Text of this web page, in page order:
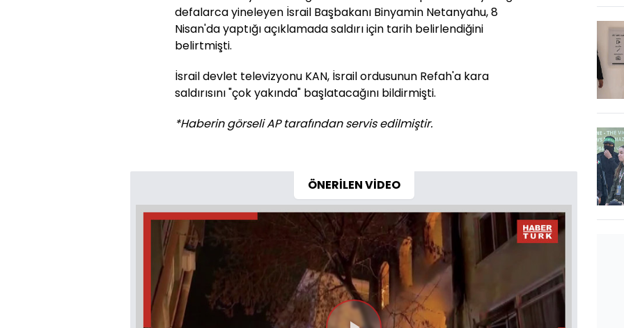
defalarca yineleyen İsrail Başbakanı Binyamin Netanyahu, 8
Nisan'da yaptığı açıklamada saldırı için tarih belirlendiğini
belirtmişti.
İsrail devlet televizyonu KAN, İsrail ordusunun Refah'a kara
saldırısını "çok yakında" başlatacağını bildirmişti.
*Haberin görseli AP tarafından servis edilmiştir.
ÖNERİLEN VİDEO